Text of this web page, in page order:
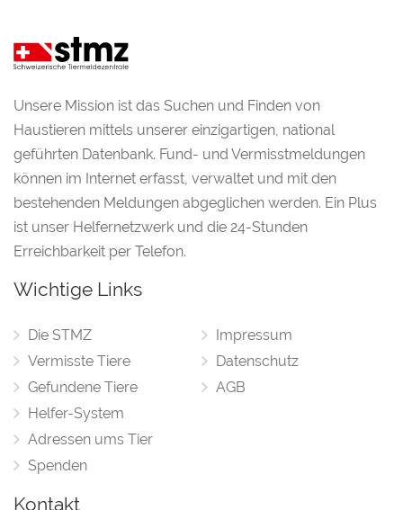
Unsere Mission ist das Suchen und Finden von
Haustieren mittels unserer einzigartigen, national
geführten Datenbank. Fund- und Vermisstmeldungen
können im Internet erfasst, verwaltet und mit den
bestehenden Meldungen abgeglichen werden. Ein Plus
ist unser Helfernetzwerk und die 24-Stunden
Erreichbarkeit per Telefon.
Wichtige Links
Die STMZ
Vermisste Tiere
Gefundene Tiere
Helfer-System
Adressen ums Tier
Spenden
Impressum
Datenschutz
AGB
Kontakt